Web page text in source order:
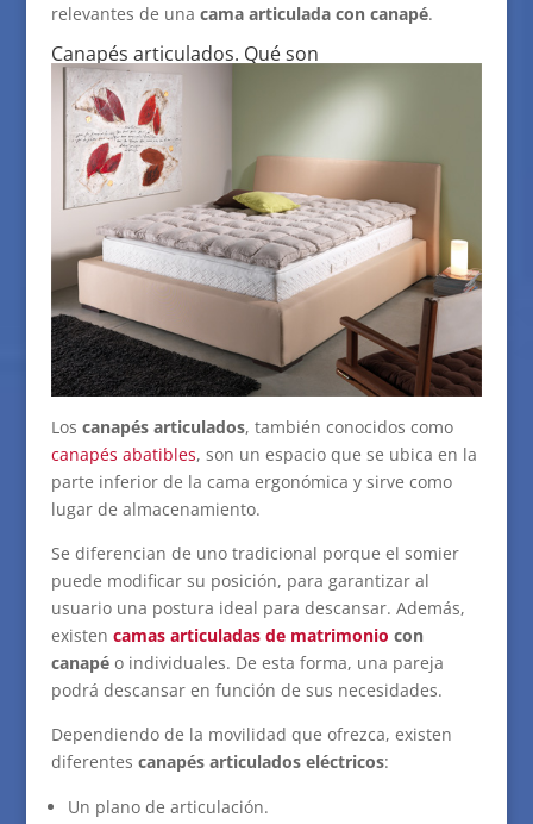
relevantes de una cama articulada con canapé.
Canapés articulados. Qué son
Los canapés articulados, también conocidos como
canapés abatibles, son un espacio que se ubica en la
parte inferior de la cama ergonómica y sirve como
lugar de almacenamiento.
Se diferencian de uno tradicional porque el somier
puede modificar su posición, para garantizar al
usuario una postura ideal para descansar. Además,
existen camas articuladas de matrimonio con
canapéo individuales. De esta forma, una pareja
podrá descansar en función de sus necesidades.
Dependiendo de la movilidad que ofrezca, existen
diferentes canapés articulados eléctricos:
Un plano de articulación.